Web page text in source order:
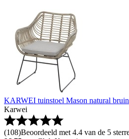
KARWEI tuinstoel Mason natural
Karwei
(108)Beoordeeld met 4.4 van de 5